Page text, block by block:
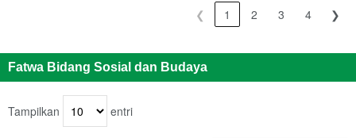
❮ 1 2 3 4 ❯
Fatwa Bidang Sosial dan Budaya
Tampilkan entri